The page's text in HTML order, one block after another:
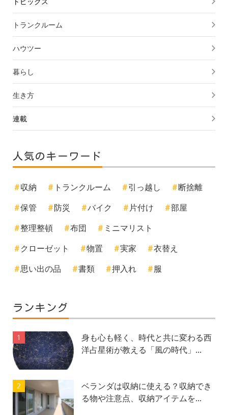
トランクルーム
ハウツー
暮らし
生き方
連載
人気のキーワード
収納 トランクルーム 引っ越し
断捨離
保管
防災 バイク 片付け
部屋
整理整頓
布団
ミニマリスト
クローゼット
物置 実家
衣替え
思い出の品
書類 押入れ 服
ランキング
1
身も心も軽く、時代と共に変わる西
洋占星術が教える「風の時代」...
2
ベランダは収納に使える？収納でき
る物や注意点、収納アイテムを...